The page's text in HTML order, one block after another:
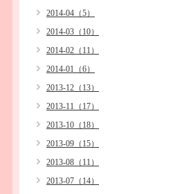
2014-04（5）
2014-03（10）
2014-02（11）
2014-01（6）
2013-12（13）
2013-11（17）
2013-10（18）
2013-09（15）
2013-08（11）
2013-07（14）